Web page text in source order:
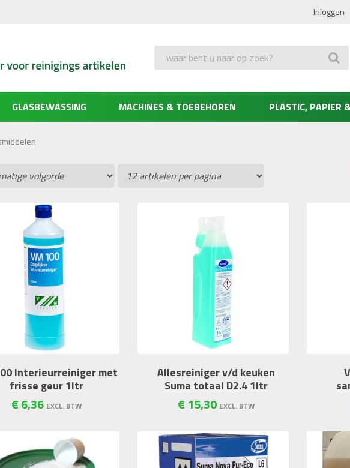
Inloggen
GLASBEWASSING
MACHINES & TOEBEHOREN PLASTIC, PAPIER
Interieurreiniger met
frisse geur 1ltr
€6,36 EXCL. BTW
Allesreiniger v/d keuken
Suma totaal D2.4 1ltr
€ 15,30 EXCL. BTW